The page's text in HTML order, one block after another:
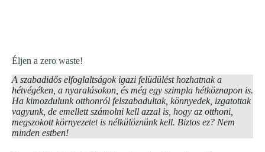
Éljen a zero waste!
A szabadidős elfoglaltságok igazi felüdülést hozhatnak a
hétvégéken, a nyaralásokon, és még egy szimpla hétköznapon is.
Ha kimozdulunk otthonról felszabadultak, könnyedek, izgatottak
vagyunk, de emellett számolni kell azzal is, hogy az otthoni,
megszokott környezetet is nélkülöznünk kell. Biztos ez? Nem
minden estben!